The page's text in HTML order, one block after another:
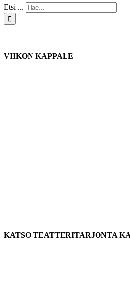
Etsi ...
VIIKON KAPPALE
KATSO TEATTERITARJONTA